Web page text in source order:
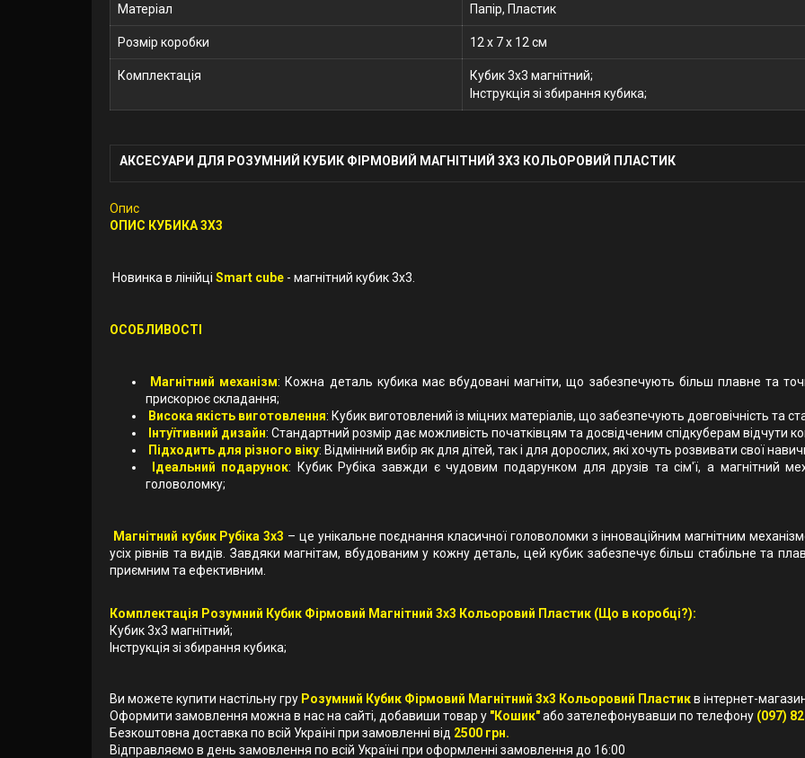
Матеріал Папір, Пластик
Розмір коробки 12 x 7 x 12 см
Комплектація
Кубик 3х3 магнітний;
Інструкція зі збирання кубика;
АКСЕСУАРИ ДЛЯ РОЗУМНИЙ КУБИК ФІРМОВИЙ МАГНІТНИЙ 3Х3 КОЛЬОРОВИЙ ПЛАСТИК
Опис
ОПИС КУБИКА 3X3
Новинка в лінійці Smart cube - магнітний кубик 3x3.
ОСОБЛИВОСТІ
Магнітний механізм: Кожна деталь кубика має вбудовані магніти, що забезпечують більш плавне та
прискорює складання;
Висока якість виготовлення: Кубик виготовлений із міцних матеріалів, що забезпечують довговічність та
Інтуїтивний дизайн: Стандартний розмір дає можливість початківцям та досвідченим спідкуберам відчути
Підходить для різного віку: Відмінний вибір як для дітей, так і для дорослих, які хочуть розвивати свої
Ідеальний подарунок: Кубик Рубіка завжди є чудовим подарунком для друзів та сім'ї, а магнітний
головоломку;
Магнітний кубик Рубіка 3x3 – це унікальне поєднання класичної головоломки з інноваційним магнітним
усіх рівнів та видів. Завдяки магнітам, вбудованим у кожну деталь, цей кубик забезпечує більш стабільне та
приємним та ефективним.
Комплектація Розумний Кубик Фірмовий Магнітний 3х3 Кольоровий Пластик (Що в коробці?):
Кубик 3х3 магнітний;
Інструкція зі збирання кубика;
Ви можете купити настільну гру Розумний Кубик Фірмовий Магнітний 3х3 Кольоровий Пластикв інтернет-
Оформити замовлення можна в нас на сайті, добавиши товар у "Кошик"або зателефонувавши по телефону (097)
Безкоштовна доставка по всій Україні при замовленні від 2500 грн.
Відправляємо в день замовлення по всій Україні при оформленні замовлення до 16:00